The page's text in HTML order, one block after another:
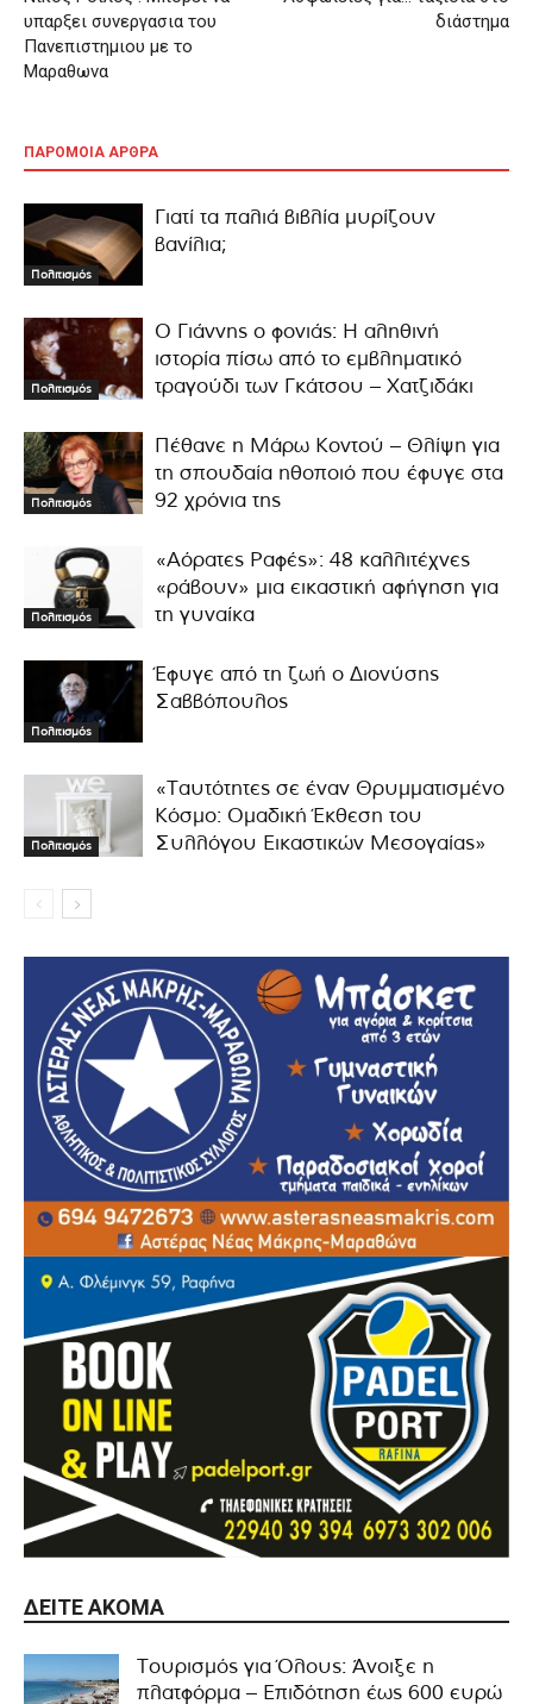
υπαρξει συνεργασια του
Πανεπιστημιου με το
Μαραθωνα
διάστημα
ΠΑΡΟΜΟΙΑ ΑΡΘΡΑ
Πολιτισμός
Γιατί τα παλιά βιβλία μυρίζουν
βανίλια;
Πολιτισμός
Ο Γιάννης ο φονιάς: Η αληθινή
ιστορία πίσω από το εμβληματικό
τραγούδι των Γκάτσου – Χατζιδάκι
Πολιτισμός
Πέθανε η Μάρω Κοντού – Θλίψη για
τη σπουδαία ηθοποιό που έφυγε στα
92 χρόνια της
Πολιτισμός
«Αόρατες Ραφές»: 48 καλλιτέχνες
«ράβουν» μια εικαστική αφήγηση για
τη γυναίκα
Πολιτισμός
Έφυγε από τη ζωή ο Διονύσης
Σαββόπουλος
Πολιτισμός
«Ταυτότητες σε έναν Θρυμματισμένο
Κόσμο: Ομαδική Έκθεση του
Συλλόγου Εικαστικών Μεσογαίας»
ΔΕΊΤΕ ΑΚΌΜΑ
Τουρισμός για Όλους: Άνοιξε η
πλατφόρμα – Επιδότηση έως 600 ευρώ